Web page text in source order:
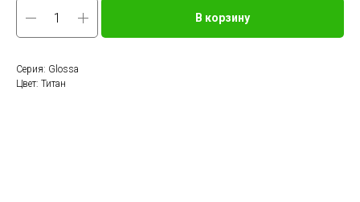
В корзину
Серия: Glossa
Цвет: Титан